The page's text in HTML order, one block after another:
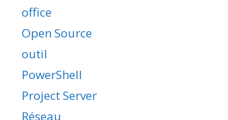
office
Open Source
outil
PowerShell
Project Server
Réseau